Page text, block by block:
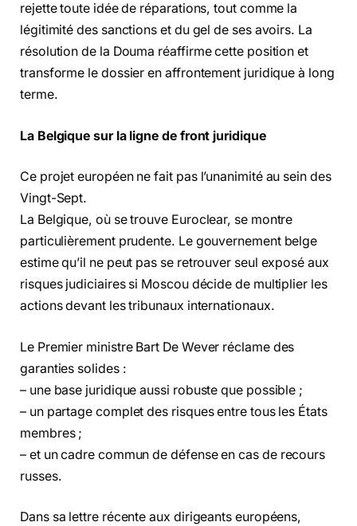
rejette toute idée de réparations, tout comme la
légitimité des sanctions et du gel de ses avoirs. La
résolution de la Douma réaffirme cette position et
transforme le dossier en affrontement juridique à long
terme.
La Belgique sur la ligne de front juridique
Ce projet européen ne fait pas l’unanimité au sein des
Vingt-Sept.
La Belgique, où se trouve Euroclear, se montre
particulièrement prudente. Le gouvernement belge
estime qu’il ne peut pas se retrouver seul exposé aux
risques judiciaires si Moscou décide de multiplier les
actions devant les tribunaux internationaux.
Le Premier ministre Bart De Wever réclame des
garanties solides :
– une base juridique aussi robuste que possible ;
– un partage complet des risques entre tous les États
membres ;
– et un cadre commun de défense en cas de recours
russes.
Dans sa lettre récente aux dirigeants européens,